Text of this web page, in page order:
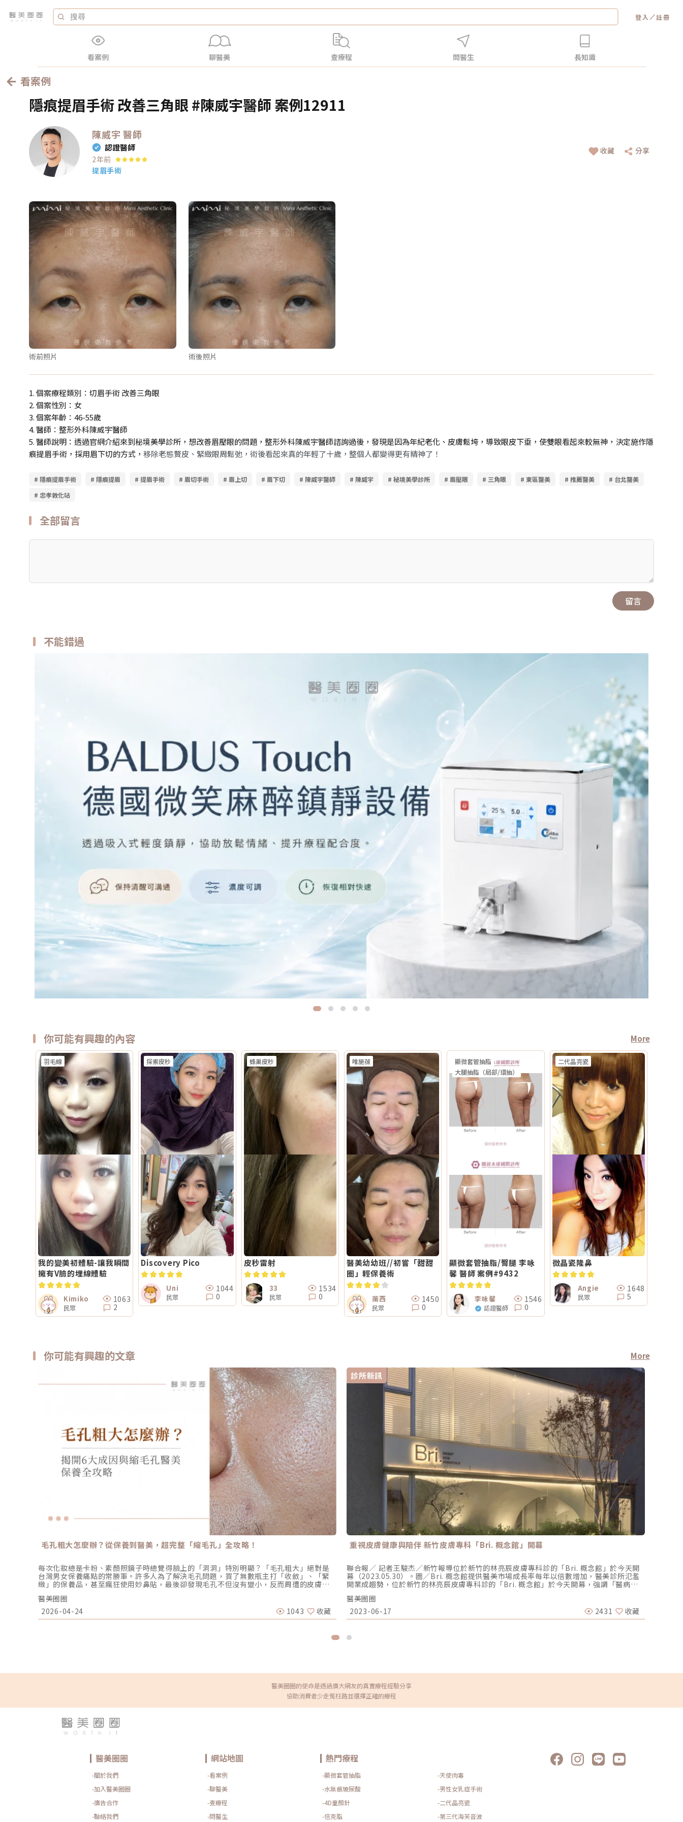
登入 ／註冊
看案例 聊醫美 查療程 問醫生 長知識
看案例
隱痕提眉手術 改善三角眼 #陳威宇醫師 案例12911
陳威宇 醫師
認證醫師
2年前
提眉手術
收藏 分享
術前照片 術後照片
1. 個案療程類別：切眉手術 改善三角眼
2. 個案性別：女
3. 個案年齡：46-55歲
4. 醫師：整形外科陳威宇醫師
5. 醫師說明：透過官網介紹來到秘境美學診所，想改善眉壓眼的問題，整形外科陳威宇醫師諮詢過後，發現是因為年紀老化、皮膚鬆垮，導致眼皮下垂，使雙眼看起來較無神，決定施作隱
痕提眉手術，採用眉下切的方式， 移除老態贅皮、緊緻眼周鬆弛，術後看起來真的年輕了十歲，整個人都變得更有精神了！
# 隱痕提眉手術 # 隱痕提眉 # 提眉手術 # 眉切手術 # 眉上切 # 眉下切 # 陳威宇醫師 # 陳威宇 # 秘境美學診所 # 眉壓眼 # 三角眼 # 東區醫美 # 推薦醫美
# 台北醫美
# 忠孝敦化站
全部留言
留言
不能錯過
你可能有興趣的內容 More
羽毛線
我的變美初體驗-讓我瞬間
擁有V臉的埋線體驗
Kimiko
民眾
1063
2
探索皮秒
Discovery Pico
Uni
民眾
1044
0
蜂巢皮秒
皮秒雷射
33
民眾
1534
0
唯施葆
醫美幼幼班//初嘗「甜甜
圈」輕保養術
萳西
民眾
1450
0
顯微套管抽脂
大腿抽脂（局部/環抽）
顯微套管抽脂/臀腿 李咏
馨 醫師 案例#9432
李咏馨
認證醫師
1546
0
二代晶亮瓷
微晶瓷隆鼻
Angie
民眾
1648
5
你可能有興趣的文章 More
毛孔粗大怎麼辦？從保養到醫美，超完整「縮毛孔」全攻略！
每次化妝總是卡粉、素顏照鏡子時總覺得臉上的「洞洞」特別明顯？「毛孔粗大」絕對是
台灣男女保養痛點的常勝軍。許多人為了解決毛孔問題，買了無數瓶主打「收斂」、「緊
緻」的保養品，甚至瘋狂使用妙鼻貼，最後卻發現毛孔不但沒有變小，反而周遭的皮膚變
很難「完全逆轉」的。想要有效改善毛孔粗大，我們必須先搞懂你的毛孔是哪一種
「型」，才能對症下藥！這篇文章將帶你從日常保養到專業醫美療程，全面拯救毛孔粗大
的終極對策。為什麼我的毛孔會變大？揭開毛孔粗大的 6大元兇在探討怎麼解決之前，我們
孔就像被塞了軟木塞一樣，被越撐越大。3. 【老化型毛孔】：膠原蛋白流失的初老警報真
皮層中的「膠原蛋白」和「彈力蛋白」就像是撐起毛孔的堅固地基。隨著年齡增長，或是
長期不防曬導致的「光老化」，地基流失、失去支撐力，毛孔邊緣的肌膚就會順著地心引
力往下垂。4. 【缺水型毛孔】：肌膚乾旱造成的表面危機這點常被許多人忽略！當角質層
極度缺水時，毛孔周圍的表皮細胞會像失去水分的蘋果一樣乾癟、萎縮，無法飽滿排列。
癢硬擠留下的歷史遺跡嚴格來說這已經是「痘疤」的範疇。過去長了嚴重的發炎性青春
痘，或是手癢過度暴力擠壓，導致真皮層組織嚴重受損。在傷口修復的過程中產生了纖維
膜時，蟎蟲就會大量異常繁殖。牠們會啃食皮脂、進出毛囊，蟲體的排泄物與屍體會引發
毛囊發炎，進而把毛孔撐大。如何從日常居家保養穩住毛孔不失控？雖然保養品無法讓已
經擴大的毛孔完全「縮回」，但正確的居家保養，能幫助控制毛孔不再進一步擴張，並改
善整體膚質的平滑度。1. 溫和清潔，不過度刺激：選擇胺基酸系等溫和潔顏產品，一天清
潔 1～2 次即可。避免頻繁使用磨砂或強力去角質產品，以減少對皮膚屏障的刺激。2. 適度
使用酸類，幫助代謝角質：對於油脂分泌較旺或粉刺型毛孔，可在醫師或專業建議下使用
酸類保養品： 水楊酸（BHA）：脂溶性，能深入毛孔幫助油脂代謝，常用於黑頭與粉刺調
理。 果酸（AHA，如甘醇酸、乳酸）：主要作用於表層角質更新，改善肌膚粗糙。 杏仁
醫美圈圈
2026-04-24
1043 收藏
診所新訊
重視皮膚健康與陪伴 新竹皮膚專科「Bri. 概念館」開幕
聯合報／ 記者王駿杰／新竹報導位於新竹的林亮辰皮膚專科診的「Bri. 概念館」於今天開
幕（2023.05.30）。圖／Bri. 概念館提供醫美市場成長率每年以倍數增加，醫美診所氾濫
開業成趨勢，位於新竹的林亮辰皮膚專科診的「Bri. 概念館」於今天開幕，強調「醫病共
念，將皮膚健康置於首位，林亮辰指出，希望「Bri. 概念館」能讓醫美回歸科技化、專業
化，而非商品化、販售化。林亮辰指出，「Bri. 概念館」的優勢是將民眾照顧皮膚的權利
還給自己，因為皮膚科問題是很多居家照顧的手段與方法，需要醫師時時監督與教育，
色。「Bri. 概念館」表示，過去民眾對皮膚科的印象往往只停留在診問診和開藥的層面。
隨著醫學美容的發展，人們對解決皮膚問題有了更多選擇，如雷射、微整形等。而Bri. 概
誇的行銷術語，也不引發消費者的容貌焦慮。Bri. 概念館鼓勵人們接納自身的瑕疵，展現
真實的容光煥發和自信。每位求美民眾都能享受到個人化的皮膚健康療程，遠離盲目追求
所謂的完美外表，而是追求健康美，讓皮膚散發自然光彩。今天開幕會現場也邀來鴻梅文
創志業股份有限公司執行長陳添順、三頁文設計創辦人及金曲獎視覺總監顏伯駿，以及熱
門電視劇《茶金》的女主角連俞涵加持。Bri. 概念館指出，希望開幕替新竹地方帶來全新
醫美圈圈
2023-06-17
2431 收藏
作洽談
醫美圈圈的使命是透過廣大網友的真實療程經驗分享
協助消費者少走冤枉路並選擇正確的療程
醫美圈圈
-關於我們
-加入醫美圈圈
-廣告合作
-聯絡我們
網站地圖
-看案例
-聊醫美
-查療程
-問醫生
熱門療程
-顯微套管抽脂
-天使肉毒
-水無痕玻尿酸
-男性女乳症手術
-4D童顏針
-二代晶亮瓷
-倍克脂
-第三代海芙音波